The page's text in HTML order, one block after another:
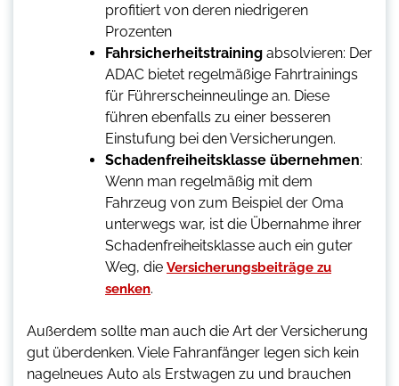
profitiert von deren niedrigeren
Prozenten
Fahrsicherheitstraining absolvieren: Der
ADAC bietet regelmäßige Fahrtrainings
für Führerscheinneulinge an. Diese
führen ebenfalls zu einer besseren
Einstufung bei den Versicherungen.
Schadenfreiheitsklasse übernehmen:
Wenn man regelmäßig mit dem
Fahrzeug von zum Beispiel der Oma
unterwegs war, ist die Übernahme ihrer
Schadenfreiheitsklasse auch ein guter
Weg, die Versicherungsbeiträge zu
senken.
Außerdem sollte man auch die Art der Versicherung
gut überdenken. Viele Fahranfänger legen sich kein
nagelneues Auto als Erstwagen zu und brauchen